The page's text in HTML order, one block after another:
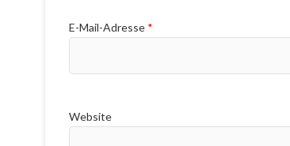
E-Mail-Adresse *
Website